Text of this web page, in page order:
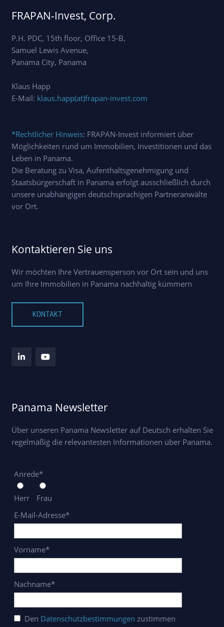
FRAPAN-Invest, Corp.
P.H. PDC, 15th floor, Office 15-B,
Samuel Lewis Avenue,
Panama City, Panama
Klaus Happ
E-Mail: klaus.happ(at)frapan-invest.com
*Rechtlicher Hinweis: FRAPAN-Invest informiert über
Möglichkeiten rund um Immobilien, Investitionen und das
Leben in Panama.
Die Beratung zu Visa, Aufenthaltsgenehmigung und
Staatsbürgerschaft in Panama erfolgt ausschließlich durch
unsere unabhängigen deutschsprachigen Partneranwälte
vor Ort.
Kontaktieren Sie uns
Wir möchten Ihre Vertrauensperson vor Ort sein und uns
um Ihre Immobilien in Panama nachhaltig kümmern
KONTAKT
Panama Newsletter
Über unseren Panama Newsletter auf Deutsch erhalten Sie
regelmäßig die relevantesten Informationen über Panama.
Anrede*
Herr
Frau
E-Mail-Adresse*
Vorname*
Nachname*
Den Datenschutzbestimmungen zustimmen